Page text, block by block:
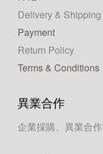
Delivery & Shipping
Payment
Return Policy
Terms & Conditions
異業合作
企業採購、異業合作